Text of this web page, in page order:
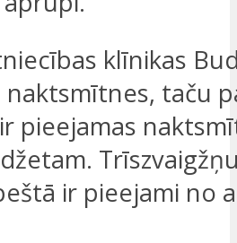
klīnikas
naktsmītnes, taču
pieejamas
ir pieejami no